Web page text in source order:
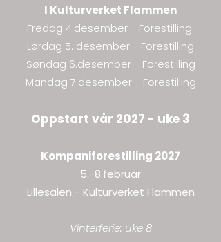
I Kulturverket Flammen
Fredag 4.desember - Forestilling
Lørdag 5. desember - Forestilling
Søndag 6.desember - Forestilling
Mandag 7.desember - Forestilling
Oppstart vår 2027 - uke 3
Kompaniforestilling 2027
5.-8.februar
Lillesalen - Kulturverket Flammen
Vinterferie: uke 8​